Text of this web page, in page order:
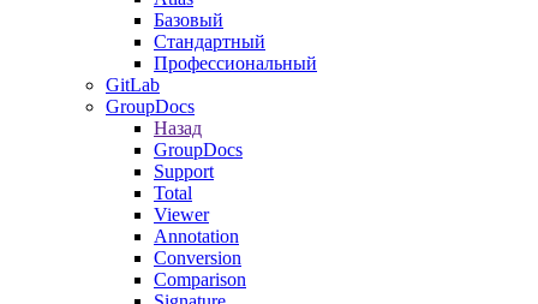
Базовый
Стандартный
Профессиональный
GitLab
GroupDocs
Назад
GroupDocs
Support
Total
Viewer
Annotation
Conversion
Comparison